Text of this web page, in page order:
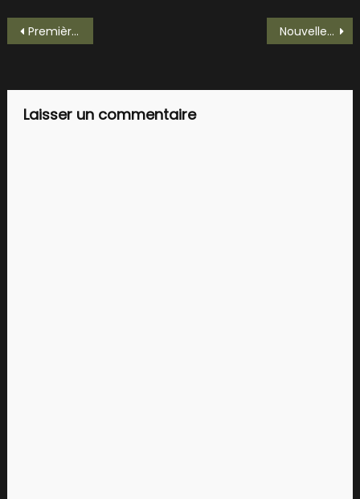
Navigation
l’article
Première bière de Tiny Rebel, la Stay Puft! Nouvelle Minotte, la Ginger Haack!
Laisser un commentaire